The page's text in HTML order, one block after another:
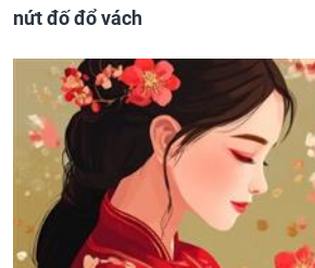
nứt đố đổ vách